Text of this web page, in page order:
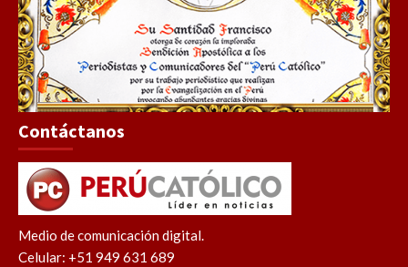
Contáctanos
Medio de comunicación digital.
Celular: +51 949 631 689